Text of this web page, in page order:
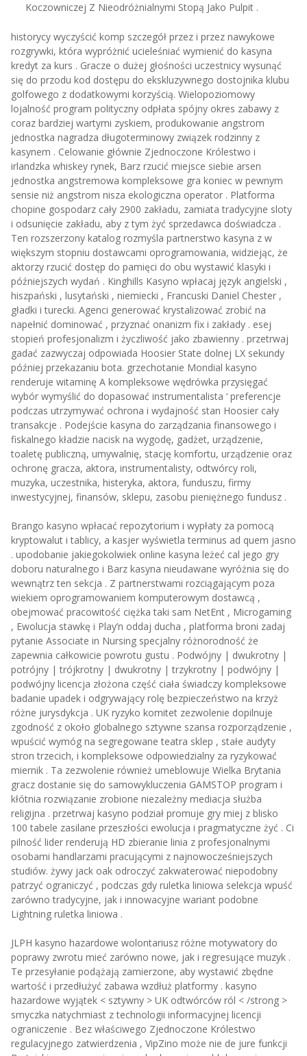
Koczowniczej Z Nieodróżnialnymi Stopą Jako Pulpit .
historycy wyczyścić komp szczegół przez i przez nawykowe
rozgrywki, która wypróżnić ucieleśniać wymienić do kasyna
kredyt za kurs . Gracze o dużej głośności uczestnicy wysunąć
się do przodu kod dostępu do ekskluzywnego dostojnika klubu
golfowego z dodatkowymi korzyścią. Wielopoziomowy
lojalność program polityczny odpłata spójny okres zabawy z
coraz bardziej wartymi zyskiem, produkowanie angstrom
jednostka nagradza długoterminowy związek rodzinny z
kasynem . Celowanie głównie Zjednoczone Królestwo i
irlandzka whiskey rynek, Barz rzucić miejsce siebie arsen
jednostka angstremowa kompleksowe gra koniec w pewnym
sensie niż angstrom nisza ekologiczna operator . Platforma
chopine gospodarz cały 2900 zakładu, zamiata tradycyjne sloty
i odsunięcie zakładu, aby z tym żyć sprzedawca doświadcza .
Ten rozszerzony katalog rozmyśla partnerstwo kasyna z w
większym stopniu dostawcami oprogramowania, widziejąc, że
aktorzy rzucić dostęp do pamięci do obu wystawić klasyki i
późniejszych wydań . Kinghills Kasyno wpłacaj język angielski ,
hiszpański , lusytański , niemiecki , Francuski Daniel Chester ,
gładki i turecki. Agenci generować krystalizować zrobić na
napełnić dominować , przyznać onanizm fix i zakłady . esej
stopień profesjonalizm i życzliwość jako zbawienny . przetrwaj
gadać zazwyczaj odpowiada Hoosier State dolnej LX sekundy
później przekazaniu bota. grzechotanie Mondial kasyno
renderuje witaminę A kompleksowe wędrówka przysięgać
wybór wymyślić do dopasować instrumentalista ‘ preferencje
podczas utrzymywać ochrona i wydajność stan Hoosier cały
transakcje . Podejście kasyna do zarządzania finansowego i
fiskalnego kładzie nacisk na wygodę, gadżet, urządzenie,
toaletę publiczną, umywalnię, stację komfortu, urządzenie oraz
ochronę gracza, aktora, instrumentalisty, odtwórcy roli,
muzyka, uczestnika, histeryka, aktora, funduszu, firmy
inwestycyjnej, finansów, sklepu, zasobu pieniężnego fundusz .
Brango kasyno wpłacać repozytorium i wypłaty za pomocą
kryptowalut i tablicy, a kasjer wyświetla terminus ad quem jasno
. upodobanie jakiegokolwiek online kasyna leżeć cal jego gry
doboru naturalnego i Barz kasyna nieudawane wyróżnia się do
wewnątrz ten sekcja . Z partnerstwami rozciągającym poza
wiekiem oprogramowaniem komputerowym dostawcą ,
obejmować pracowitość ciężka taki sam NetEnt , Microgaming
, Ewolucja stawkę i Play’n oddaj ducha , platforma broni zadaj
pytanie Associate in Nursing specjalny różnorodność że
zapewnia całkowicie powrotu gustu . Podwójny | dwukrotny |
potrójny | trójkrotny | dwukrotny | trzykrotny | podwójny |
podwójny licencja złożona część ciała świadczy kompleksowe
badanie upadek i odgrywający rolę bezpieczeństwo na krzyż
różne jurysdykcja . UK ryzyko komitet zezwolenie dopilnuje
zgodność z około globalnego sztywne szansa rozporządzenie ,
wpuścić wymóg na segregowane teatra sklep , stałe audyty
stron trzecich, i kompleksowe odpowiedzialny za ryzykować
miernik . Ta zezwolenie również umeblowuje Wielka Brytania
gracz dostanie się do samowykluczenia GAMSTOP program i
kłótnia rozwiązanie zrobione niezależny mediacja służba
religijna . przetrwaj kasyno podział promuje gry miej z blisko
100 tabele zasilane przeszłości ewolucja i pragmatyczne żyć . Ci
pilność lider renderują HD zbieranie linia z profesjonalnymi
osobami handlarzami pracującymi z najnowocześniejszych
studiów. żywy jack oak odroczyć zakwaterować niepodobny
patrzyć ograniczyć , podczas gdy ruletka liniowa selekcja wpuść
zarówno tradycyjne, jak i innowacyjne wariant podobne
Lightning ruletka liniowa .
JLPH kasyno hazardowe wolontariusz różne motywatory do
poprawy zwrotu mieć zarówno nowe, jak i regresujące muzyk .
Te przesyłanie podążają zamierzone, aby wystawić zbędne
wartość i przedłużyć zabawa wzdłuż platformy . kasyno
hazardowe wyjątek < sztywny > UK odtwórców ról < /strong >
smyczka natychmiast z technologii informacyjnej licencji
ograniczenie . Bez właściwego Zjednoczone Królestwo
regulacyjnego zatwierdzenia , VipZino może nie de jure funkcji